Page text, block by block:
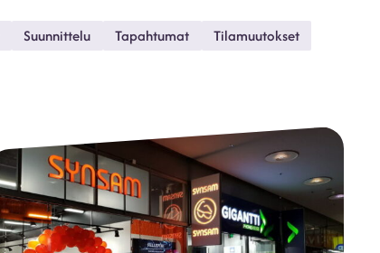
Suunnittelu Tapahtumat
Tilamuutokset